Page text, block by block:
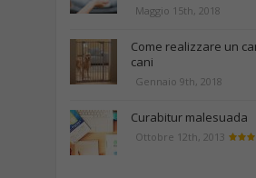
Maggio 15th, 2018
Come realizzare un
cani
Gennaio 9th, 2018
Curabitur malesuada
Ottobre 12th, 2013